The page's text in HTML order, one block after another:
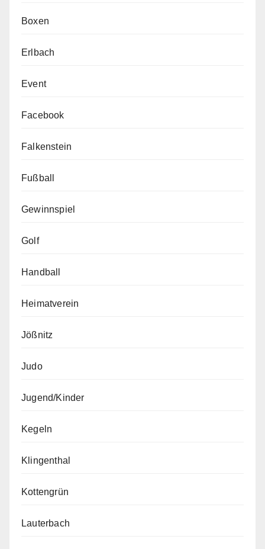
Boxen
Erlbach
Event
Facebook
Falkenstein
Fußball
Gewinnspiel
Golf
Handball
Heimatverein
Jößnitz
Judo
Jugend/Kinder
Kegeln
Klingenthal
Kottengrün
Lauterbach